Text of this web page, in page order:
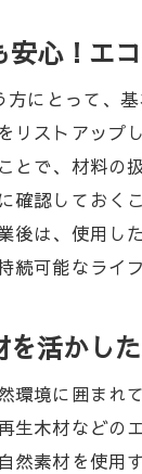
心！エ
方にとって、
リストアップ
とで、材料の
確認しておく
後は、使用し
続可能なライ
活かし
環境に囲まれ
生木材などの
然素材を使用